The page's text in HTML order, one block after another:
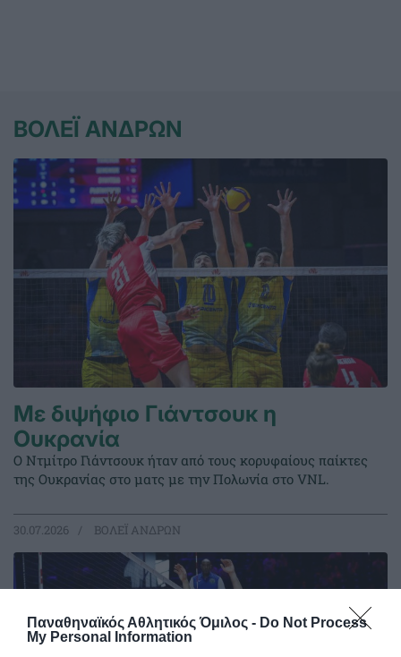
Παναθηναϊκός Αθλητικός Όμιλος - Do Not Process
My Personal Information
ΒΟΛΕΪ ΑΝΔΡΩΝ
Με διψήφιο Γιάντσουκ η
Ουκρανία
Ο Ντμίτρο Γιάντσουκ ήταν από τους κορυφαίους παίκτες
της Ουκρανίας στο ματς με την Πολωνία στο VNL.
30.07.2026 ΒΟΛΕΪ ΑΝΔΡΩΝ